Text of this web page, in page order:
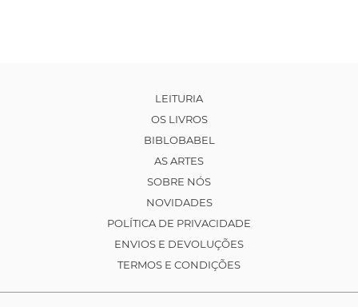
LEITURIA
OS LIVROS
BIBLOBABEL
AS ARTES
SOBRE NÓS
NOVIDADES
POLÍTICA DE PRIVACIDADE
ENVIOS E DEVOLUÇÕES
TERMOS E CONDIÇÕES